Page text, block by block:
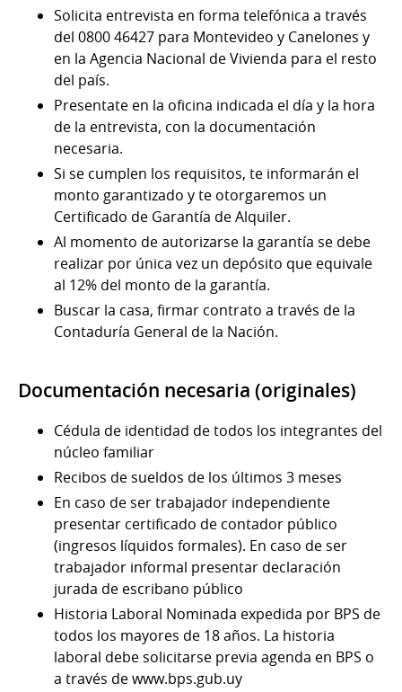
Solicita entrevista en forma telefónica a través
del 0800 46427 para Montevideo y Canelones y
en la Agencia Nacional de Vivienda para el resto
del país.
Presentate en la oficina indicada el día y la hora
de la entrevista, con la documentación
necesaria.
Si se cumplen los requisitos, te informarán el
monto garantizado y te otorgaremos un
Certificado de Garantía de Alquiler.
Al momento de autorizarse la garantía se debe
realizar por única vez un depósito que equivale
al 12% del monto de la garantía.
Buscar la casa, firmar contrato a través de la
Contaduría General de la Nación.
Documentación necesaria (originales)
Cédula de identidad de todos los integrantes del
núcleo familiar
Recibos de sueldos de los últimos 3 meses
En caso de ser trabajador independiente
presentar certificado de contador público
(ingresos líquidos formales). En caso de ser
trabajador informal presentar declaración
jurada de escribano público
Historia Laboral Nominada expedida por BPS de
todos los mayores de 18 años. La historia
laboral debe solicitarse previa agenda en BPS o
a través de www.bps.gub.uy